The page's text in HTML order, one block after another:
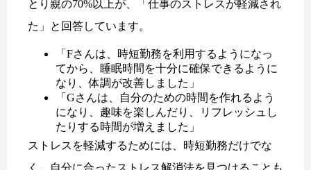
とり親の70%以上が、「仕事のストレスが軽減され
た」と回答しています。
「Fさんは、時短勤務を利用するようになっ
てから、睡眠時間を十分に確保できるように
なり、体調が改善しました」
「Gさんは、自分のための時間を作れるよう
になり、趣味を楽しんだり、リフレッシュし
たりする時間が増えました」
ストレスを軽減するためには、時短勤務だけでな
く、自分に合ったストレス解消法を見つけることも